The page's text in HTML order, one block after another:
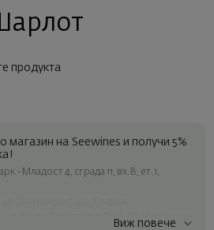
продукта
магазин на Seewines и получи 5%
- Младост 4, сграда 11, вх.В, ет.1,
ул. "Княз Александър I", 45, Пловдив
Виж повече